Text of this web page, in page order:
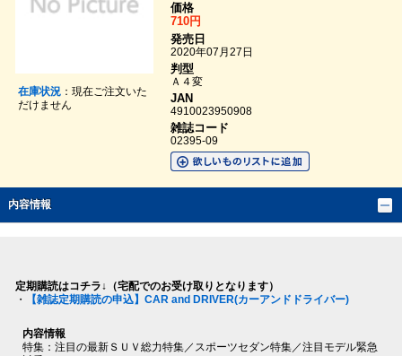
在庫状況：現在ご注文いた
だけません
価格
710円
発売日
2020年07月27日
判型
Ａ４変
JAN
4910023950908
雑誌コード
02395-09
内容情報
定期購読はコチラ↓（宅配でのお受け取りとなります）
・
【雑誌定期購読の申込】CAR and DRIVER(カーアンドドライバー)
内容情報
特集：注目の最新ＳＵＶ総力特集／スポーツセダン特集／注目モデル緊急